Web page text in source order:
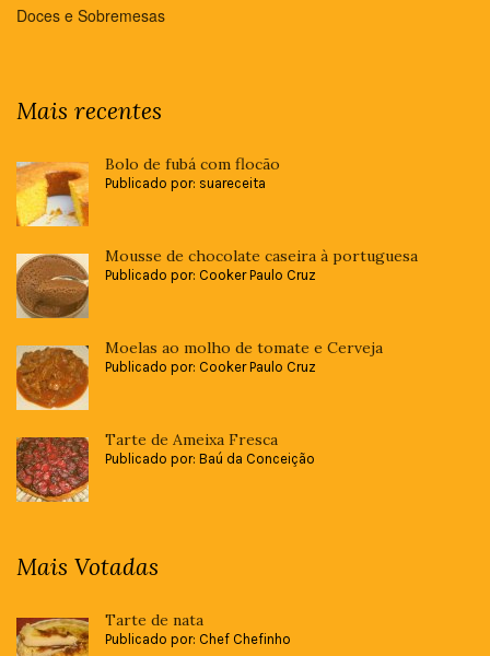
Doces e Sobremesas
Mais recentes
Bolo de fubá com flocão
Publicado por: suareceita
Mousse de chocolate caseira à portuguesa
Publicado por: Cooker Paulo Cruz
Moelas ao molho de tomate e Cerveja
Publicado por: Cooker Paulo Cruz
Tarte de Ameixa Fresca
Publicado por: Baú da Conceição
Mais Votadas
Tarte de nata
Publicado por: Chef Chefinho